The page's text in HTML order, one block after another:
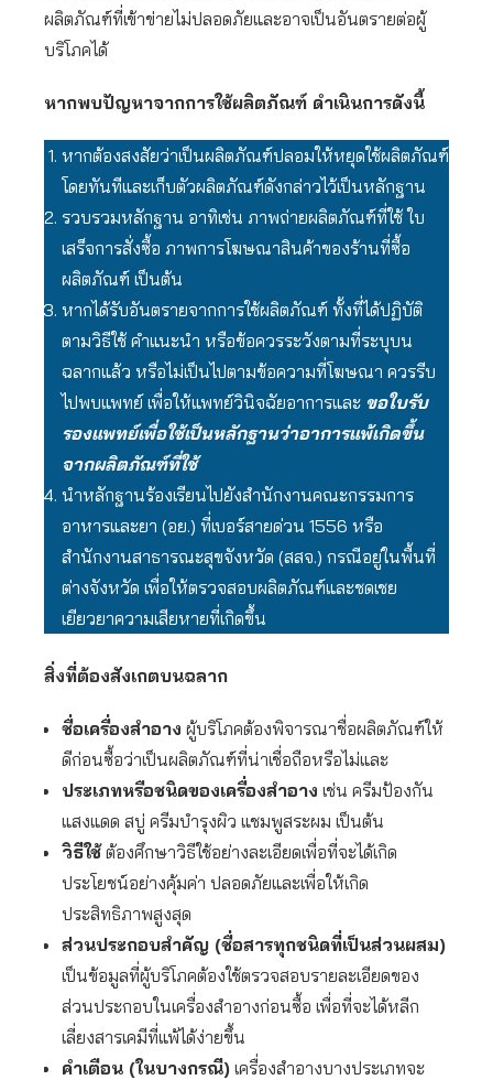
ผลิตภัณฑ์ที่เข้าข่ายไม่ปลอดภัยและอาจเป็นอันตรายต่อผู้
บริโภคได้
หากพบปัญหาจากการใช้ผลิตภัณฑ์ ดำเนินการดังนี้
หากต้องสงสัยว่าเป็นผลิตภัณฑ์ปลอมให้หยุดใช้ผลิตภัณฑ์
โดยทันทีและเก็บตัวผลิตภัณฑ์ดังกล่าวไว้เป็นหลักฐาน
รวบรวมหลักฐาน อาทิเช่น ภาพถ่ายผลิตภัณฑ์ที่ใช้ ใบ
เสร็จการสั่งซื้อ ภาพการโฆษณาสินค้าของร้านที่ซื้อ
ผลิตภัณฑ์ เป็นต้น
หากได้รับอันตรายจากการใช้ผลิตภัณฑ์ ทั้งที่ได้ปฏิบัติ
ตามวิธีใช้ คำแนะนำ หรือข้อควรระวังตามที่ระบุบน
ฉลากแล้ว หรือไม่เป็นไปตามข้อความที่โฆษณา ควรรีบ
ไปพบแพทย์ เพื่อให้แพทย์วินิจฉัยอาการและ ขอใบรับ
รองแพทย์เพื่อใช้เป็นหลักฐานว่าอาการแพ้เกิดขึ้น
จากผลิตภัณฑ์ที่ใช้
นำหลักฐานร้องเรียนไปยังสำนักงานคณะกรรมการ
อาหารและยา (อย.) ที่เบอร์สายด่วน 1556 หรือ
สำนักงานสาธารณะสุขจังหวัด (สสจ.) กรณีอยู่ในพื้นที่
ต่างจังหวัด เพื่อให้ตรวจสอบผลิตภัณฑ์และชดเชย
เยียวยาความเสียหายที่เกิดขึ้น
สิ่งที่ต้องสังเกตบนฉลาก
ชื่อเครื่องสำอาง ผู้บริโภคต้องพิจารณาชื่อผลิตภัณฑ์ให้
ดีก่อนซื้อว่าเป็นผลิตภัณฑ์ที่น่าเชื่อถือหรือไม่และ
ประเภทหรือชนิดของเครื่องสำอาง เช่น ครีมป้องกัน
แสงแดด สบู่ ครีมบำรุงผิว แชมพูสระผม เป็นต้น
วิธีใช้ต้องศึกษาวิธีใช้อย่างละเอียดเพื่อที่จะได้เกิด
ประโยชน์อย่างคุ้มค่า ปลอดภัยและเพื่อให้เกิด
ประสิทธิภาพสูงสุด
ส่วนประกอบสำคัญ (ชื่อสารทุกชนิดที่เป็นส่วนผสม)
เป็นข้อมูลที่ผู้บริโภคต้องใช้ตรวจสอบรายละเอียดของ
ส่วนประกอบในเครื่องสำอางก่อนซื้อ เพื่อที่จะได้หลีก
เลี่ยงสารเคมีที่แพ้ได้ง่ายขึ้น
คำเตือน (ในบางกรณี) เครื่องสำอางบางประเภทจะ